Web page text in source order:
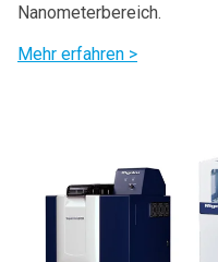
Nanometerbereich.
Mehr erfahren >